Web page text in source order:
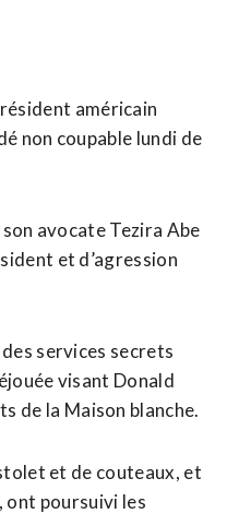
américain
non coupable lundi de
avocate Tezira Abe
et d’agression
services secrets
​visant Donald
de la Maison blanche.
et de couteaux, et
ont ⁠poursuivi les